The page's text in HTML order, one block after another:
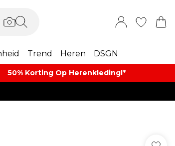
Trend Heren DSGN
50% Korting Op Herenkleding​!*​